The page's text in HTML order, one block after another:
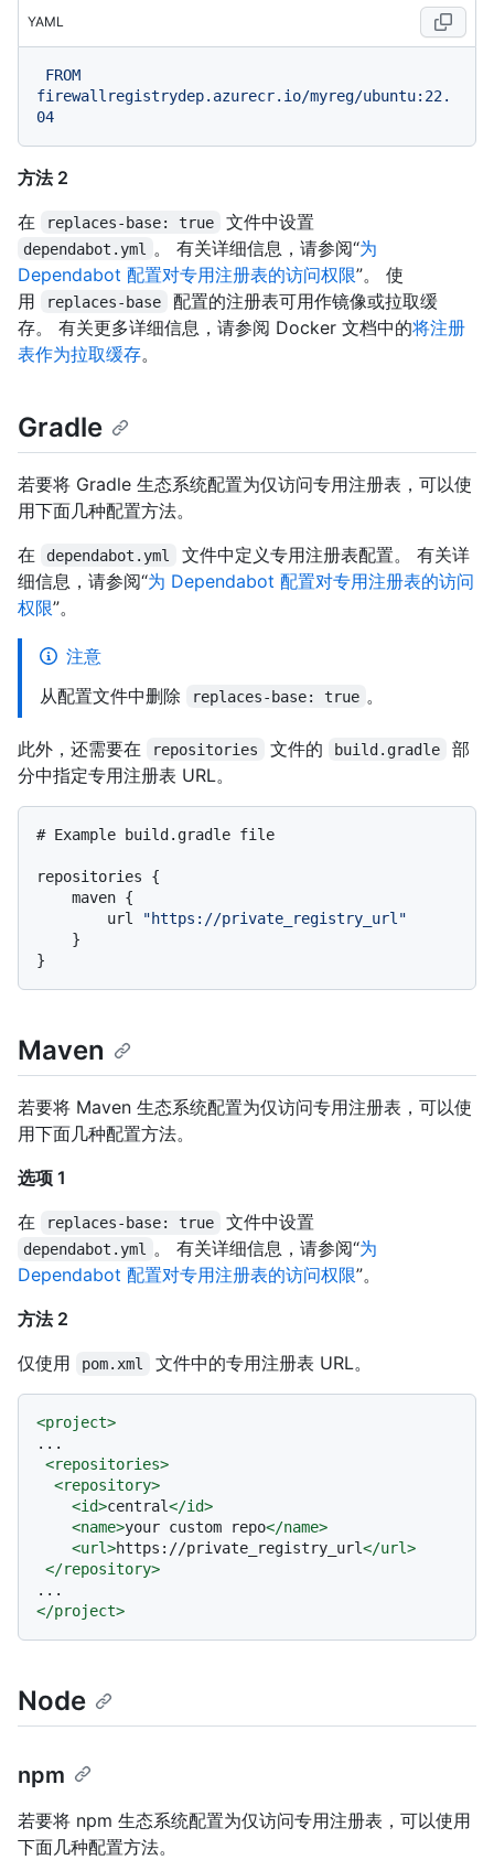
YAML
FROM
firewallregistrydep.azurecr.io/myreg/ubuntu:22.
04
方法 2
在
replaces-base: true 文件中设置
dependabot.yml 。 有关详细信息，请参阅“为
Dependabot 配置对专用注册表的访问权限”。 使
用
replaces-base
配置的注册表可用作镜像或拉取缓
存。 有关更多详细信息，请参阅 Docker 文档中的将注册
表作为拉取缓存。
Gradle
若要将 Gradle 生态系统配置为仅访问专用注册表，可以使
用下面几种配置方法。
在
dependabot.yml
文件中定义专用注册表配置。 有关详
细信息，请参阅“为 Dependabot 配置对专用注册表的访问
权限”。
注意
从配置文件中删除
replaces-base: true 。
此外，还需要在 repositories 文件的 build.gradle
部
分中指定专用注册表 URL。
# Example build.gradle file
repositories {
        url
"https://private_registry_url"
Maven
若要将 Maven 生态系统配置为仅访问专用注册表，可以使
用下面几种配置方法。
选项 1
在
replaces-base: true 文件中设置
dependabot.yml 。 有关详细信息，请参阅“为
Dependabot 配置对专用注册表的访问权限”。
方法 2
仅使用
pom.xml 文件中的专用注册表 URL。
<project>
...
<repositories>
<repository>
<id>central</id>
<name>your custom repo</name>
<url>https://private_registry_url</url>
</repository>
</project>
Node
npm
若要将 npm 生态系统配置为仅访问专用注册表，可以使用
下面几种配置方法。